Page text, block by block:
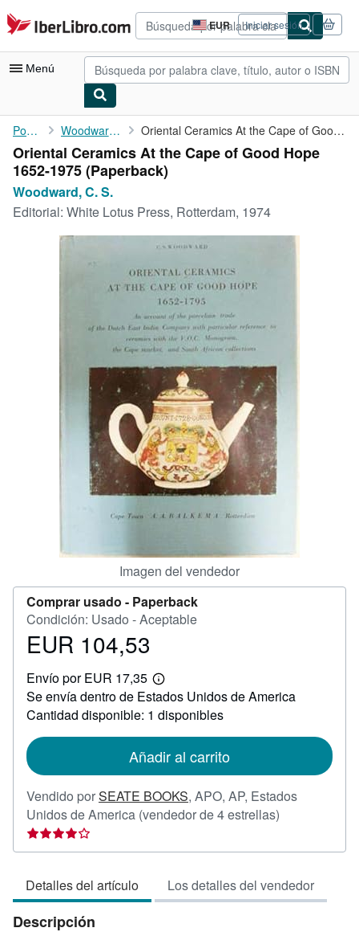
Pasar al contenido principal
IberLibro.com EUR
Preferencias
de
compra
del
Iniciar sesión
Menú
Mi cuenta
Consultar mis pedidos
Búsqueda avanzada
Colecciones
Libros antiguos
Comenzar a vender
CERRAR
Portada Woodward, C. S. Oriental Ceramics At the Cape of Good Hope 1652-1975
Oriental Ceramics At the Cape of Good Hope
1652-1975 (Paperback)
Woodward, C. S.
Editorial: White Lotus Press, Rotterdam, 1974
Imagen del vendedor
Comprar usado - Paperback
Condición: Usado - Aceptable
Precio
104,53
EUR 104,53
Envío por EUR 17,35
Más
información
sobre
las
envío
Se envía dentro de Estados Unidos de America
Cantidad disponible: 1 disponibles
Añadir al carrito
Vendido porSEATE BOOKS, APO, AP, Estados
Unidos de America (vendedor de 4 estrellas)
vendedor:
de
5
Detalles del artículo Los detalles del vendedor
Descripción